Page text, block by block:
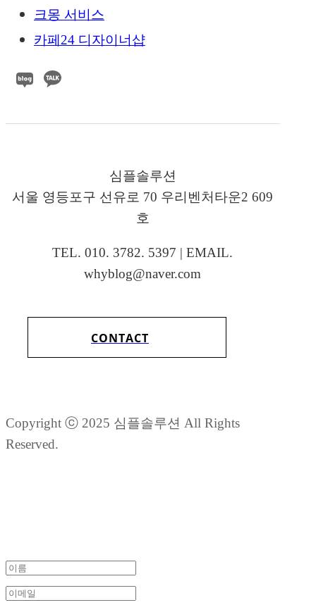
크몽 서비스
카페24 디자이너샵
심플솔루션
서울 영등포구 선유로 70 우리벤처타운2 609
호
TEL. 010. 3782. 5397 | EMAIL.
whyblog@naver.com
CONTACT
Copyright ⓒ 2025 심플솔루션 All Rights
Reserved.